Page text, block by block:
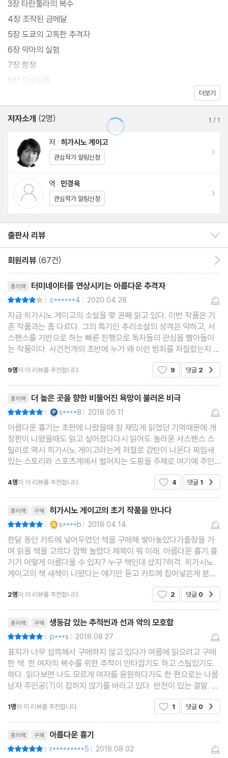
『아름다운 흉기』는 올림픽 시즌이면 논란이 되는 ‘도핑’을 소재 삼아
인간의 욕망을 심도 깊이 다룬 작품이다. 1992년 출간된 이 작품이
꾸준히 베스트셀러의 자리를 지킬 수 있었던 이유는 시대를 초월하
는 인간의 보편적 욕망을 히가시노 게이고 특유의 시각으로 녹여내
어 흥미로우면서도 무게감 있게 그려냈기 때문이다.
독자들은 최고가 되기 위해서 수단과 방법을 가리지 않는 사람들이
목표의 본질과 멀어지는 모습을 보며 괴리감을 느끼기도 하고, 끔찍
한 사건의 전말에 경악하기도 한다. 누구나 최고라는 ‘아름다움’을
꿈꾼다. 하지만 그릇된 방법으로 손에 넣은 ‘아름다움’이 어떻게 ‘흉
기’가 되기도 하는지 이 작품에서 여실히 보여준다.
작품에서는 약물 복용, 인간 개조 등 인간의 추악한 면을 여과 없이
그려내지만 그러면서도 히가시노 게이고는 인간애를 머금고 있어야
위해 살인을 저지른 쪽 두 부류의 악인 모두에게 연민을 느끼게 만든
다. 그리고 결국 인간이 참혹한 재앙을 만들게 된 것도 성공만을 찬
양하는 이 사회의 보이지 않는 폭력에 기인한 것이라는 반성을 곳곳
에서 묘사한다.
사회에 대한 묵직한 질문을 던지는 동시에 긴박감이 넘치는 묘사, 반
전의 쾌감을 능수능란하게 활용한 『아름다운 흉기』는 히가시노 게
이고 스릴러의 대표작으로, 마지막 장면까지 눈을 떼지 못할 것이다.
3장 타란툴라의 복수
4장 조작된 금메달
5장 도쿄의 고독한 추격자
6장 악마의 실험
7장 함정
8장 희생자들
더보기
저자소개 (2명) 1 /1
저 : 히가시노 게이고
관심작가 알림신청
역 : 민경욱
관심작가 알림신청
출판사 리뷰
회원리뷰 (67건)
종이책 터미네이터를 연상시키는 아름다운 추격자
| c******4 | 2020.04.28
지금 히가시노 게이고의 소설을 몇 권째 읽고 있다. 이번 작품은 기
존 작품과는 좀 다르다. 그의 특기인 추리소설의 성격은 약하고, 서
스펜스를 기반으로 하는 빠른 진행으로 독자들의 관심을 빨아들이
는 작품이다. 사건전개의 초반에 누가 왜 이런 범죄를 저질렀는지 다
알려주면서 이야기가 시작된다. 운동선수들이 성적을 올리기 위해
약물을 사용하는 도핑이 모티브이다. 소설은 도
9명이 이 리뷰를 추천합니다. 9 댓글 2
종이책 더 높은 곳을 향한 비뚤어진 욕망이 불러온 비극
| s****8 | 2018.06.11
아름다운 흉기는 초판에 나왔을때 참 재밌게 읽었던 기억때문에 개
정판이 나왔을때도 읽고 싶어졌다다시 읽어도 놀라운 서스펜스 스
릴러로 역시 히가시노 게이고라는게 저절로 감탄이 나온다 짜임새
있는 스토리와 스포츠계에서 벌어지는 도핑을 주제로 여기에 주인
공들의 관계에 얽힌 비밀들 읽을수록 점점 빠져든다 『아름다운 흉
기』는 올림픽 시즌이면 논란이 되는 ‘도핑’을 소재
4명이 이 리뷰를 추천합니다. 4 댓글 1
종이책 구매 히가시노 게이고의 초기 작품을 만나다
| s****b | 2018.04.14
한달 동안 카트에 넣어두었던 책을 구매해 쌓아놓았다가출장을 가
며 읽을 책을 고르다 깜짝 놀랐다.제목이 뭐 이래. 아름다운 흉기.흉
기가 어떻게 아름다울 수 있지? 누구 책인데 샀지?허걱. 히가시노
게이고의 책.새책이 나왔다는 얘기만 듣고 카트에 집어넣은게 분명
하다.감기로 컨디션이 엉망이라 분명 약먹고 잘게 분명했는데또 욕
심을 부렸다.소설을 두 권, 주간지를 두권.결론을 말
2명이 이 리뷰를 추천합니다. 2 댓글 0
종이책 구매 생동감 있는 추적씬과 선과 악의 모호함
| p***s | 2018.08.27
표지가 너무 섬뜩해서 구매하지 않고 있다가 여름에 읽으려고 구매
한 책. 한 여자의 복수를 위한 추적이 안타깝기도 하고 스릴있기도
하다. 읽다보면 나도 모르게 여자를 응원하다가도 한 편으로는 나름
남자 주인공(?)이 잡히지 않기를 바라고 있다. 반전이 있는 결말. 형
사들이 주인공으로 부각되지 않는 점이 아쉽다.히가시노 게이고 소
설 중 형사들이 중심이 되어 소설을 이끌어가는
1명이 이 리뷰를 추천합니다. 1 댓글 0
종이책 구매 아름다운 흉기
| r*********5 | 2018.08.02